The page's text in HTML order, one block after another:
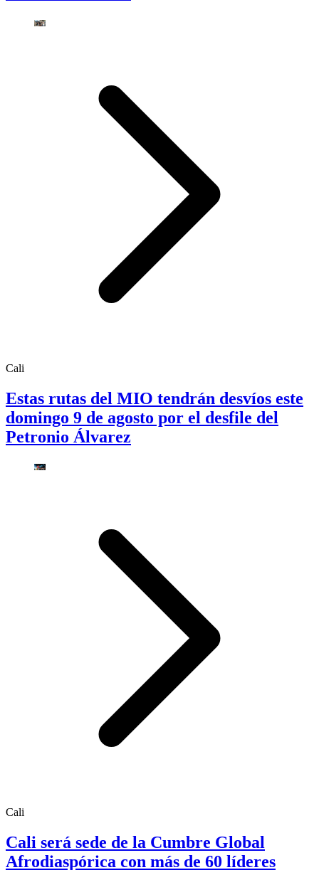
Cali
Estas rutas del MIO tendrán desvíos este
domingo 9 de agosto por el desfile del
Petronio Álvarez
Cali
Cali será sede de la Cumbre Global
Afrodiaspórica con más de 60 líderes